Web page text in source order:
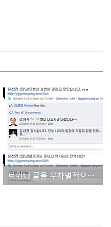
트위터 글을 무차별적으로 페이스북에 보내는 행위를 즉각 중단해야 한다.